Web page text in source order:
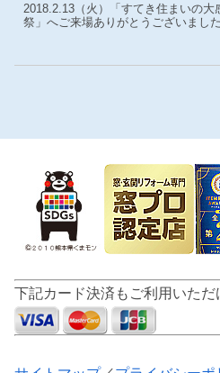
2018.2.13（火）「すてき住まいの大
祭」へご来場ありがとうございました
下記カード決済もご利用いただ